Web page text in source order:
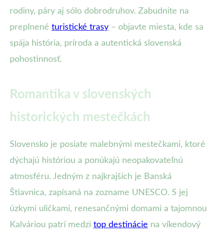
rodiny, páry aj sólo dobrodruhov. Zabudnite na
preplnené turistické trasy – objavte miesta, kde sa
spája história, príroda a autentická slovenská
pohostinnosť.
Romantika v slovenských
historických mestečkách
Slovensko je posiate malebnými mestečkami, ktoré
dýchajú históriou a ponúkajú neopakovateľnú
atmosféru. Jedným z najkrajších je Banská
Štiavnica, zapísaná na zozname UNESCO. S jej
úzkymi uličkami, renesančnými domami a tajomnou
Kalváriou patrí medzi top destinácie na víkendový